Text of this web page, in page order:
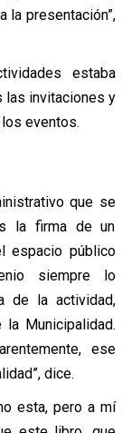
la presentación”,
estaba
las invitaciones y
eventos.
que se
la firma de un
espacio público
siempre lo
de la actividad,
Municipalidad.
ese
dice.
esta, pero a mí